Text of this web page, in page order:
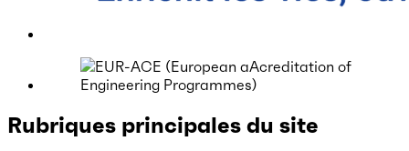
Rubriques principales du site